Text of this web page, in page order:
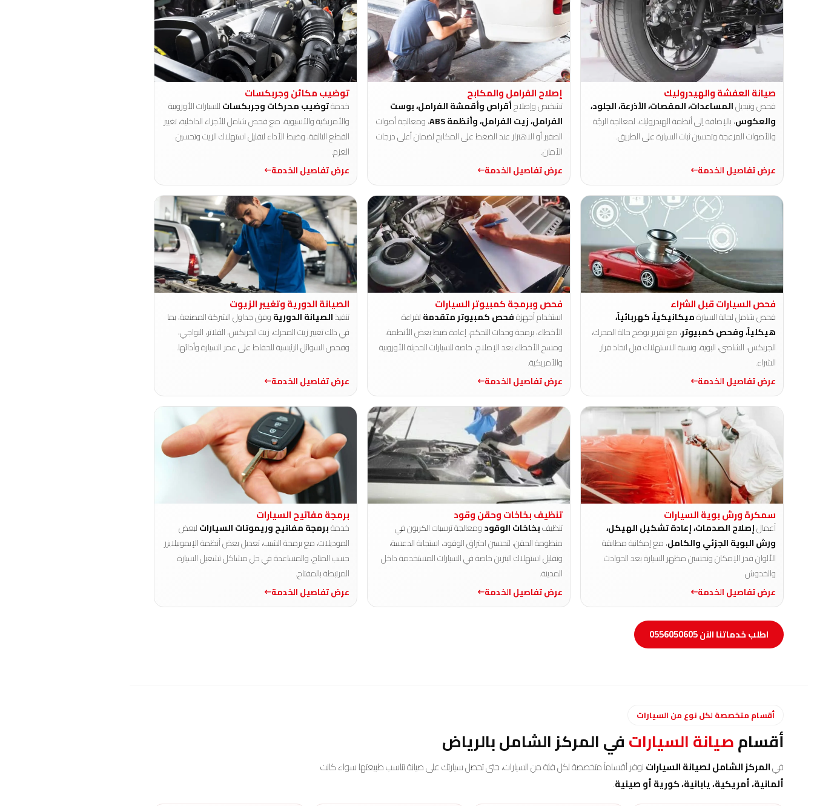
صيانة العفشة والهيدروليك
فحص وتبديلالمساعدات، المقصات، الأذرعة، الجلود،
والعكوس، بالإضافة إلى أنظمة الهيدروليك، لمعالجة الرجّة
والأصوات المزعجة وتحسين ثبات السيارة على الطريق.
عرض تفاصيل الخدمة
إصلاح الفرامل والمكابح
تشخيص وإصلاحأقراص وأقمشة الفرامل، بوست
الفرامل، زيت الفرامل، وأنظمة ABS
، ومعالجة أصوات
الصفير أو الاهتزاز عند الضغط على المكابح لضمان أعلى درجات
الأمان.
عرض تفاصيل الخدمة
توضيب مكائن وجربكسات
خدمةتوضيب محركات وجربكساتللسيارات الأوروبية
والأمريكية والآسيوية، مع فحص شامل للأجزاء الداخلية، تغيير
القطع التالفة، وضبط الأداء لتقليل استهلاك الزيت وتحسين
العزم.
عرض تفاصيل الخدمة
فحص السيارات قبل الشراء
فحص شامل لحالة السيارةميكانيكياً، كهربائياً،
هيكلياً، وفحص كمبيوتر، مع تقرير يوضح حالة المحرك،
الجربكس، الشاصي، البوية، ونسبة الاستهلاك قبل اتخاذ قرار
الشراء.
عرض تفاصيل الخدمة
فحص وبرمجة كمبيوتر السيارات
استخدام أجهزةفحص كمبيوتر متقدمةلقراءة
الأخطاء، برمجة وحدات التحكم، إعادة ضبط بعض الأنظمة،
ومسح الأخطاء بعد الإصلاح، خاصة للسيارات الحديثة الأوروبية
والأمريكية.
عرض تفاصيل الخدمة
الصيانة الدورية وتغيير الزيوت
تنفيذالصيانة الدوريةوفق جداول الشركة المصنعة، بما
في ذلك تغيير زيت المحرك، زيت الجربكس، الفلاتر، البواجي،
وفحص السوائل الرئيسية للحفاظ على عمر السيارة وأدائها.
عرض تفاصيل الخدمة
سمكرة ورش بوية السيارات
أعمالإصلاح الصدمات، إعادة تشكيل الهيكل،
ورش البوية الجزئي والكامل، مع إمكانية مطابقة
الألوان قدر الإمكان وتحسين مظهر السيارة بعد الحوادث
والخدوش.
عرض تفاصيل الخدمة
تنظيف بخاخات وحقن وقود
تنظيفبخاخات الوقودومعالجة ترسبات الكربون في
منظومة الحقن، لتحسين احتراق الوقود، استجابة الدعسة،
وتقليل استهلاك البنزين خاصة في السيارات المستخدمة داخل
المدينة.
عرض تفاصيل الخدمة
برمجة مفاتيح السيارات
خدمةبرمجة مفاتيح وريموتات السياراتلبعض
الموديلات، مع برمجة الشيب، تعديل بعض أنظمة الإيموبيلايزر
حسب المتاح، والمساعدة في حل مشاكل تشغيل السيارة
المرتبطة بالمفتاح.
عرض تفاصيل الخدمة
اطلب خدماتنا الآن 0556050605
أقسام متخصصة لكل نوع من السيارات
أقسامصيانة السياراتفي المركز الشامل بالرياض
فيالمركز الشامل لصيانة السياراتنوفر أقساماً متخصصة لكل فئة من السيارات، حتى تحصل سيارتك على صيانة تناسب طبيعتها سواء كانت
ألمانية، أمريكية، يابانية، كورية أو صينية.